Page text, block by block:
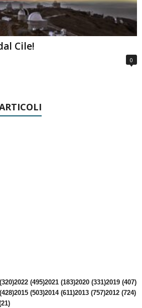
Cile!
0
2022 (495)2021 (183)2020 (331)2019 (407)
2015 (503)2014 (611)2013 (757)2012 (724)